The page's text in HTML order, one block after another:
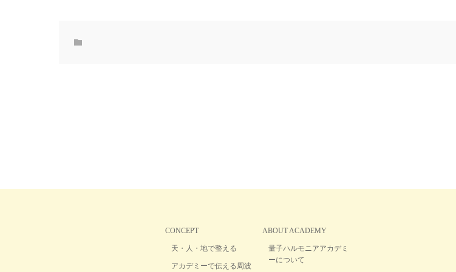
CONCEPT
天・人・地で整える
アカデミーで伝える周波
ABOUT ACADEMY
量子ハルモニアアカデミ
ーについて